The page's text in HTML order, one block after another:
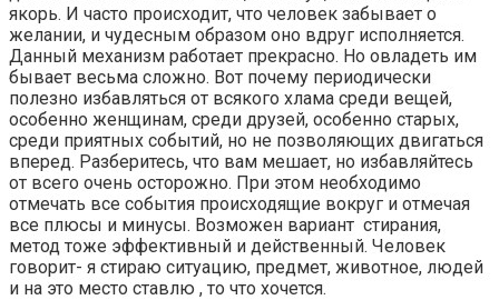
якорь. И часто происходит, что человек забывает о
желании, и чудесным образом оно вдруг исполняется.
Данный механизм работает прекрасно. Но овладеть им
бывает весьма сложно. Вот почему периодически
полезно избавляться от всякого хлама среди вещей,
особенно женщинам, среди друзей, особенно старых,
среди приятных событий, но не позволяющих двигаться
вперед. Разберитесь, что вам мешает, но избавляйтесь
от всего очень осторожно. При этом необходимо
отмечать все события происходящие вокруг и отмечая
все плюсы и минусы. Возможен вариант стирания,
метод тоже эффективный и действенный. Человек
говорит- я стираю ситуацию, предмет, животное, людей
и на это место ставлю , то что хочется.